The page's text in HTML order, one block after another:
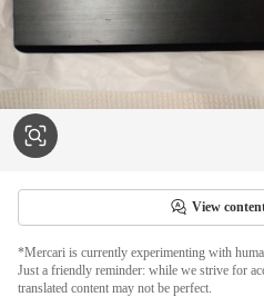
View
*Mercari is currently experimenting with
Just a friendly reminder: while we strive for
translated content may not be perfect.